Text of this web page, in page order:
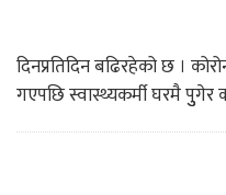
दिनप्रतिदिन बढिरहेको छ ।
गएपछि स्वास्थ्यकर्मी घरमै